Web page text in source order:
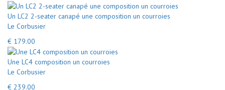
Un LC2 2-seater canapé une composition un courroies
Le Corbusier
€ 179.00
Une LC4 composition un courroies
Le Corbusier
€ 239.00